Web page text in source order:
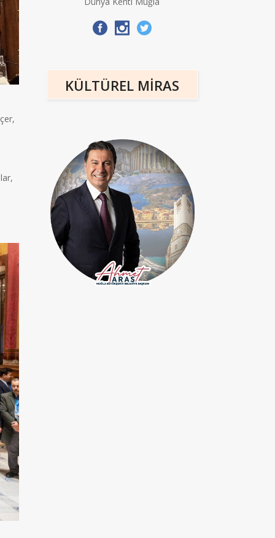
KÜLTÜREL MİRAS